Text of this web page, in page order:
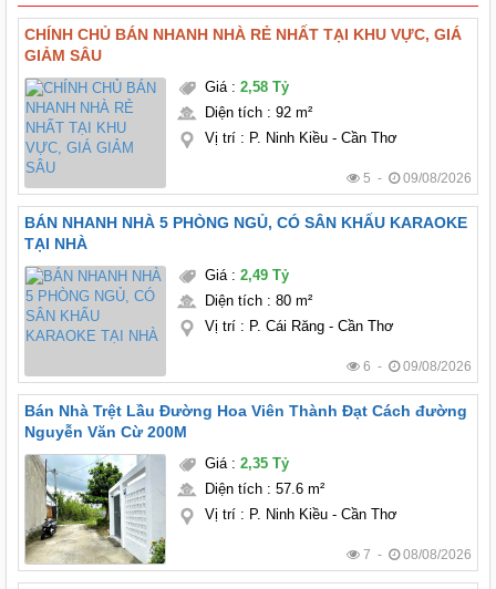
CHÍNH CHỦ BÁN NHANH NHÀ RẺ NHẤT TẠI KHU VỰC, GIÁ
GIẢM SÂU
Giá: 2,58 Tỷ
Diện tích: 92 m²
Vị trí: P. Ninh Kiều - Cần Thơ
5 - 09/08/2026
BÁN NHANH NHÀ 5 PHÒNG NGỦ, CÓ SÂN KHẤU KARAOKE
TẠI NHÀ
Giá: 2,49 Tỷ
Diện tích: 80 m²
Vị trí: P. Cái Răng - Cần Thơ
6 - 09/08/2026
Bán Nhà Trệt Lầu Đường Hoa Viên Thành Đạt Cách đường
Nguyễn Văn Cừ 200M
Giá: 2,35 Tỷ
Diện tích: 57.6 m²
Vị trí: P. Ninh Kiều - Cần Thơ
7 - 08/08/2026